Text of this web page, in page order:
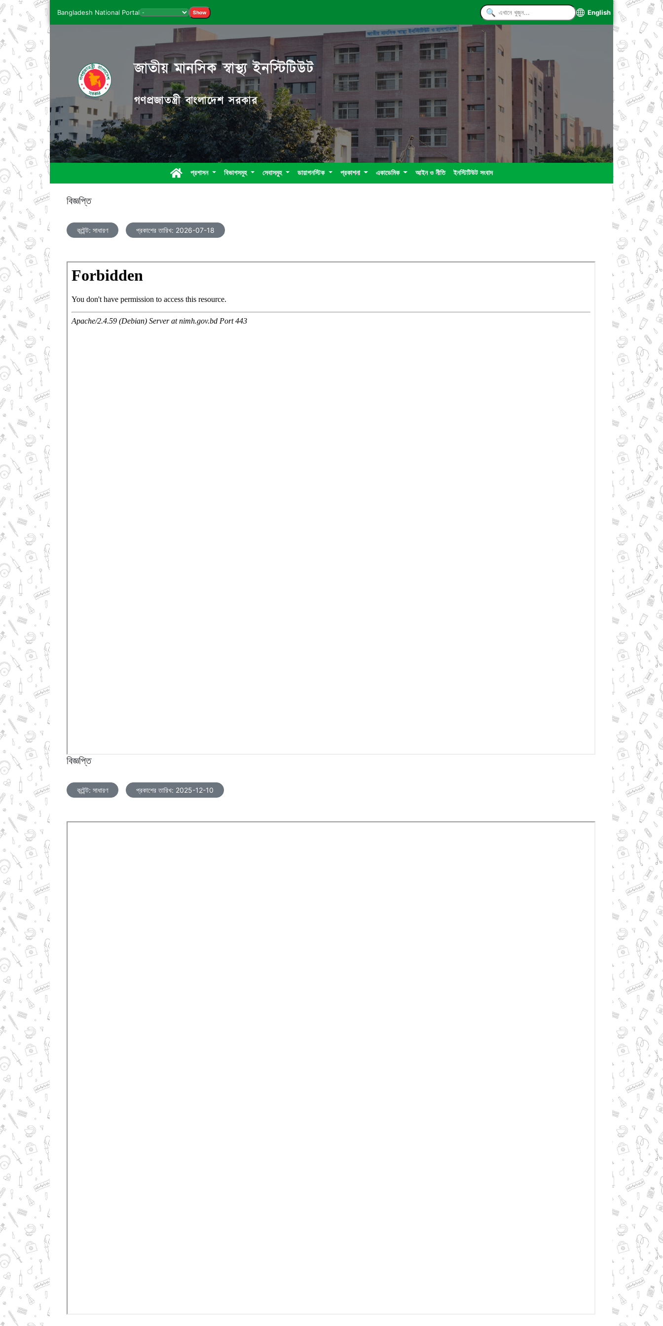
Bangladesh National Portal Show English
জাতীয় মানসিক স্বাস্থ্য ইনস্টিটিউট
গণপ্রজাতন্ত্রী বাংলাদেশ সরকার
প্রশাসন বিভাগসমুহ সেবাসমুহ ডায়াগনস্টিক প্রকাশনা একাডেমিক আইন ও নীতি ইনস্টিটিউট সংবাদ
বিজ্ঞপ্তি
কন্টেন্ট: সাধারণ প্রকাশের তারিখ: 2026-07-18
বিজ্ঞপ্তি
কন্টেন্ট: সাধারণ প্রকাশের তারিখ: 2025-12-10